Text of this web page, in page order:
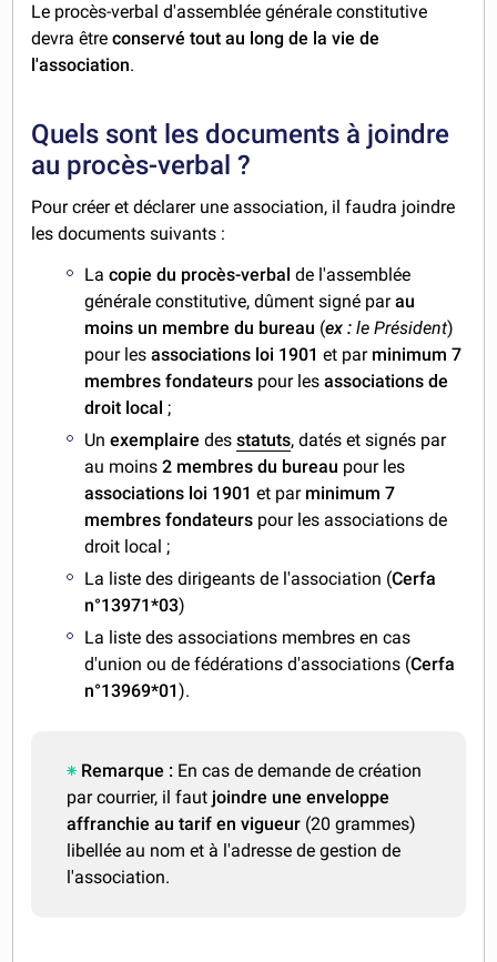
Le procès-verbal d'assemblée générale constitutive
devra êtreconservé tout au long de la vie de
l'association.
Quels sont les documents à joindre
au procès-verbal ?
Pour créer et déclarer une association, il faudra joindre
les documents suivants :
Lacopie du procès-verbal de l'assemblée
générale constitutive, dûment signé parau
moins un membre du bureau (ex : le Président)
pour lesassociations loi 1901et par minimum 7
membres fondateurs pour les associations de
droit local ;
Unexemplairedesstatuts, datés et signés par
au moins2 membres du bureau pour les
associations loi 1901et par minimum 7
membres fondateurs pour les associations de
droit local ;
La liste des dirigeants de l'association (Cerfa
n°13971*03)
La liste des associations membres en cas
d'union ou de fédérations d'associations (Cerfa
n°13969*01).
Remarque : En cas de demande de création
par courrier, il faut joindre une enveloppe
affranchie au tarif en vigueur (20 grammes)
libellée au nom et à l'adresse de gestion de
l'association.